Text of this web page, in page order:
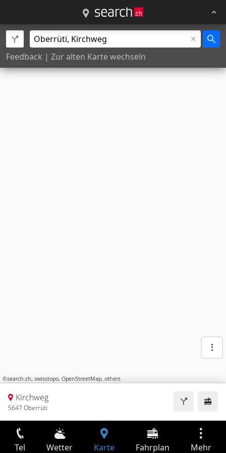
Feedback | Zur alten Karte wechseln
©search.ch, swisstopo, OpenStreetMap, others
Kirchweg
5647 Oberrüti
Tel Wetter Karte Fahrplan Mehr